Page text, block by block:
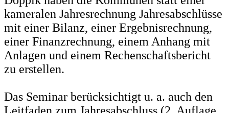
kameralen Jahresrechnung Jahresabschlüsse
mit einer Bilanz, einer Ergebnisrechnung,
einer Finanzrechnung, einem Anhang mit
Anlagen und einem Rechenschaftsbericht
zu erstellen.
Das Seminar berücksichtigt u. a. auch den